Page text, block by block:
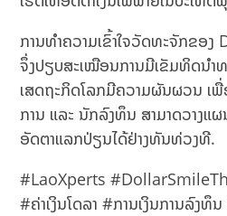
ການທຳຄວາມເຂົ້າໃຈວັດທະຈັກຂອງ
ຈຶ່ງປຽບສະເໝືອນການມີເຂັມທິດນຳ
ເສດຖະກິດໂລກມີຄວາມຜັນຜວນ ເ
ການ ແລະ ນັກລົງທຶນ ສາມາດວາງແ
ອັດຕາແລກປ່ຽນໄດ້ຢ່າງທັນທ່ວງທີ.
#LaoXperts
#ຄ່າເງິນໂດລາ #ການເງິນການລົງທຶ